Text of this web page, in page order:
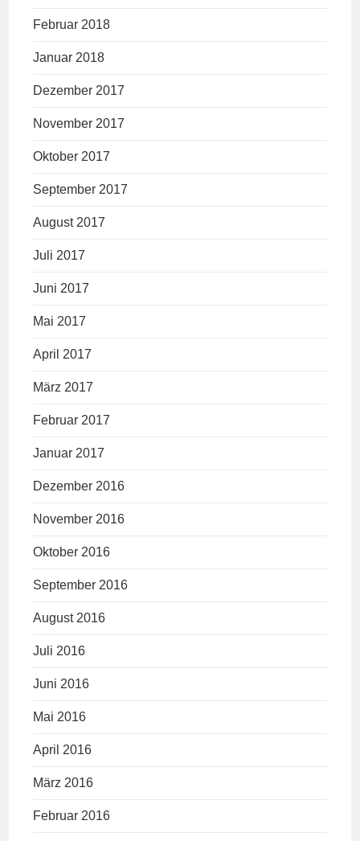
Februar 2018
Januar 2018
Dezember 2017
November 2017
Oktober 2017
September 2017
August 2017
Juli 2017
Juni 2017
Mai 2017
April 2017
März 2017
Februar 2017
Januar 2017
Dezember 2016
November 2016
Oktober 2016
September 2016
August 2016
Juli 2016
Juni 2016
Mai 2016
April 2016
März 2016
Februar 2016